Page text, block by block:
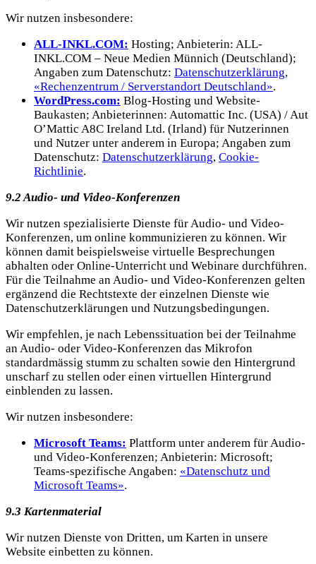
Wir nutzen insbesondere:
ALL-INKL.COM: Hosting; Anbieterin: ALL-
INKL.COM – Neue Medien Münnich (Deutschland);
Angaben zum Datenschutz: Datenschutzerklärung,
«Rechenzentrum / Serverstandort Deutschland».
WordPress.com: Blog-Hosting und Website-
Baukasten; Anbieterinnen: Automattic Inc. (USA) / Aut
O’Mattic A8C Ireland Ltd. (Irland) für Nutzerinnen
und Nutzer unter anderem in Europa; Angaben zum
Datenschutz: Datenschutzerklärung, Cookie-
Richtlinie.
9.2 Audio- und Video-Konferenzen
Wir nutzen spezialisierte Dienste für Audio- und Video-
Konferenzen, um online kommunizieren zu können. Wir
können damit beispielsweise virtuelle Besprechungen
abhalten oder Online-Unterricht und Webinare durchführen.
Für die Teilnahme an Audio- und Video-Konferenzen gelten
ergänzend die Rechtstexte der einzelnen Dienste wie
Datenschutzerklärungen und Nutzungsbedingungen.
Wir empfehlen, je nach Lebenssituation bei der Teilnahme
an Audio- oder Video-Konferenzen das Mikrofon
standardmässig stumm zu schalten sowie den Hintergrund
unscharf zu stellen oder einen virtuellen Hintergrund
einblenden zu lassen.
Wir nutzen insbesondere:
Microsoft Teams: Plattform unter anderem für Audio-
und Video-Konferenzen; Anbieterin: Microsoft;
Teams-spezifische Angaben: «Datenschutz und
Microsoft Teams».
9.3 Kartenmaterial
Wir nutzen Dienste von Dritten, um Karten in unsere
Website einbetten zu können.